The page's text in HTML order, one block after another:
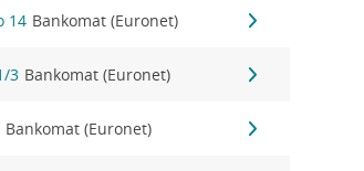
14 Bankomat (Euronet)
3 Bankomat (Euronet)
Bankomat (Euronet)